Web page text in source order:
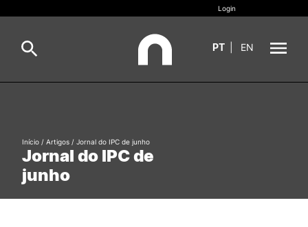
Estudar
Internacional
Login
PT EN
Oferta Formativa
Jornal do IPC de
junho
Início / Artigos / Jornal do IPC de junho